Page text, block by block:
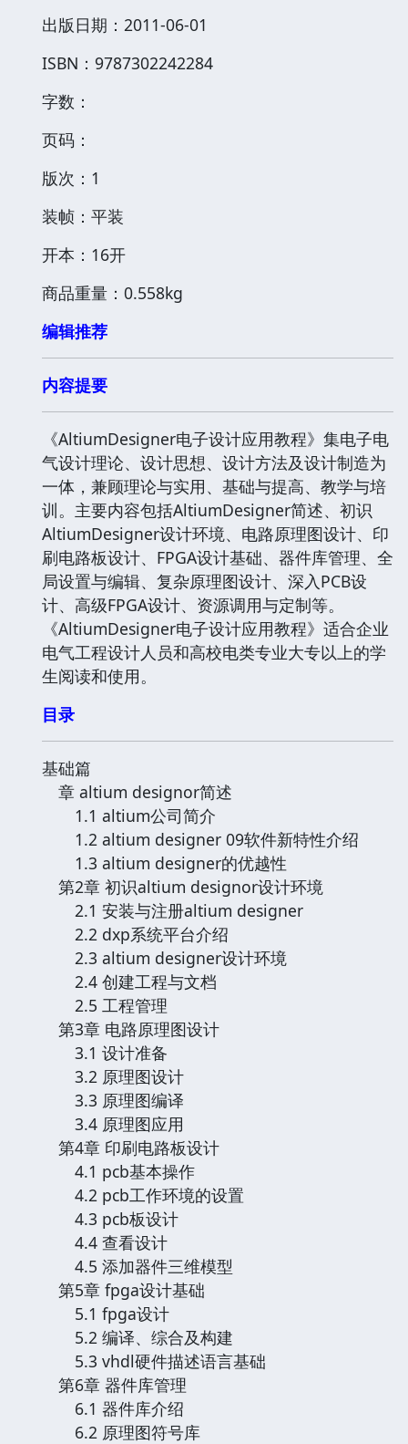
出版日期：2011-06-01
ISBN：9787302242284
字数：
页码：
版次：1
装帧：平装
开本：16开
商品重量：0.558kg
编辑推荐
内容提要
《AltiumDesigner电子设计应用教程》集电子电
气设计理论、设计思想、设计方法及设计制造为
一体，兼顾理论与实用、基础与提高、教学与培
训。主要内容包括AltiumDesigner简述、初识
AltiumDesigner设计环境、电路原理图设计、印
刷电路板设计、FPGA设计基础、器件库管理、全
局设置与编辑、复杂原理图设计、深入PCB设
计、高级FPGA设计、资源调用与定制等。
《AltiumDesigner电子设计应用教程》适合企业
电气工程设计人员和高校电类专业大专以上的学
生阅读和使用。
目录
基础篇
章 altium designor简述
1.1 altium公司简介
1.2 altium designer 09软件新特性介绍
1.3 altium designer的优越性
第2章 初识altium designor设计环境
2.1 安装与注册altium designer
2.2 dxp系统平台介绍
2.3 altium designer设计环境
2.4 创建工程与文档
2.5 工程管理
第3章 电路原理图设计
3.1 设计准备
3.2 原理图设计
3.3 原理图编译
3.4 原理图应用
第4章 印刷电路板设计
4.1 pcb基本操作
4.2 pcb工作环境的设置
4.3 pcb板设计
4.4 查看设计
4.5 添加器件三维模型
第5章 fpga设计基础
5.1 fpga设计
5.2 编译、综合及构建
5.3 vhdl硬件描述语言基础
第6章 器件库管理
6.1 器件库介绍
6.2 原理图符号库